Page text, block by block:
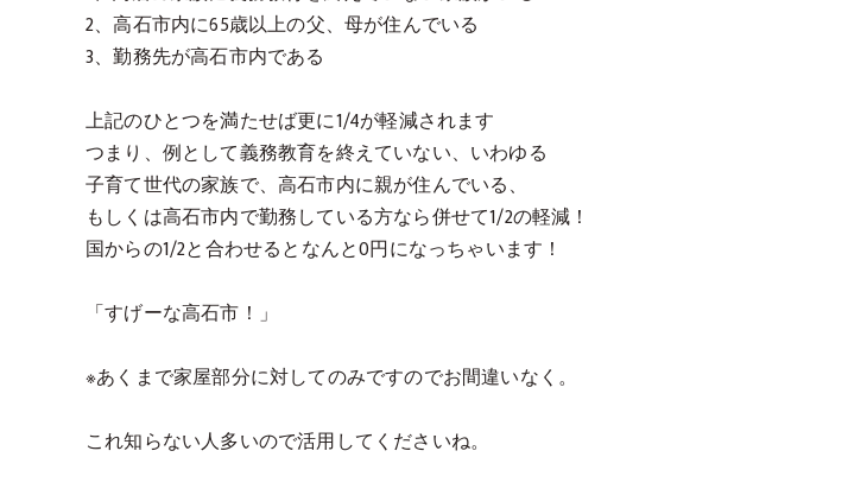
2、高石市内に65歳以上の父、母が住んでいる
3、勤務先が高石市内である
上記のひとつを満たせば更に1/4が軽減されます
つまり、例として義務教育を終えていない、いわゆる
子育て世代の家族で、高石市内に親が住んでいる、
もしくは高石市内で勤務している方なら併せて1/2の軽減！
国からの1/2と合わせるとなんと0円になっちゃいます！
「すげーな高石市！」
※あくまで家屋部分に対してのみですのでお間違いなく。
これ知らない人多いので活用してくださいね。